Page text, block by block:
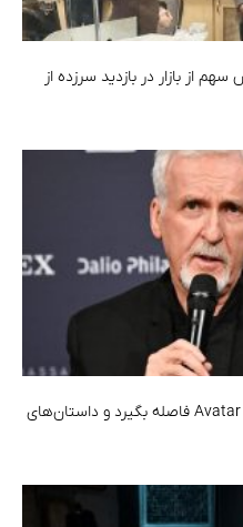
از بازار در بازدید سرزده از
جیمز کامرون می‌گوید آماده است تا از Avatar فاصله بگیرد و داستان‌های